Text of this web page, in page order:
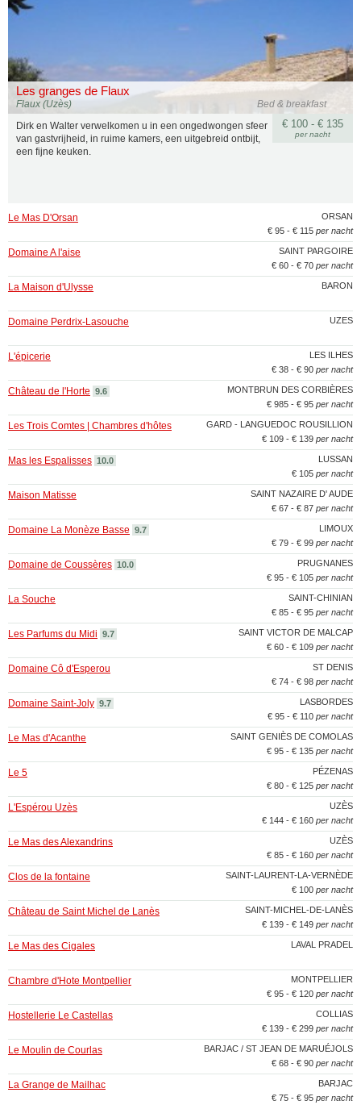
Les granges de Flaux
Bed & breakfast
Flaux (Uzès)
€ 100 - € 135
per nacht
Dirk en Walter verwelkomen u in een ongedwongen sfeer
van gastvrijheid, in ruime kamers, een uitgebreid ontbijt,
een fijne keuken.
ORSAN
Le Mas D'Orsan
€ 95 - € 115 per nacht
SAINT PARGOIRE
Domaine A l'aise
€ 60 - € 70 per nacht
BARON
La Maison d'Ulysse
UZES
Domaine Perdrix-Lasouche
LES ILHES
L'épicerie
€ 38 - € 90 per nacht
MONTBRUN DES CORBIÈRES
Château de l'Horte 9.6
€ 985 - € 95 per nacht
GARD - LANGUEDOC ROUSILLION
Les Trois Comtes | Chambres d'hôtes
€ 109 - € 139 per nacht
LUSSAN
Mas les Espalisses 10.0
€ 105 per nacht
SAINT NAZAIRE D' AUDE
Maison Matisse
€ 67 - € 87 per nacht
LIMOUX
Domaine La Monèze Basse 9.7
€ 79 - € 99 per nacht
PRUGNANES
Domaine de Coussères 10.0
€ 95 - € 105 per nacht
SAINT-CHINIAN
La Souche
€ 85 - € 95 per nacht
SAINT VICTOR DE MALCAP
Les Parfums du Midi 9.7
€ 60 - € 109 per nacht
ST DENIS
Domaine Cô d'Esperou
€ 74 - € 98 per nacht
LASBORDES
Domaine Saint-Joly 9.7
€ 95 - € 110 per nacht
SAINT GENIÈS DE COMOLAS
Le Mas d'Acanthe
€ 95 - € 135 per nacht
PÉZENAS
Le 5
€ 80 - € 125 per nacht
UZÈS
L'Espérou Uzès
€ 144 - € 160 per nacht
UZÈS
Le Mas des Alexandrins
€ 85 - € 160 per nacht
SAINT-LAURENT-LA-VERNÈDE
Clos de la fontaine
€ 100 per nacht
SAINT-MICHEL-DE-LANÈS
Château de Saint Michel de Lanès
€ 139 - € 149 per nacht
LAVAL PRADEL
Le Mas des Cigales
MONTPELLIER
Chambre d'Hote Montpellier
€ 95 - € 120 per nacht
COLLIAS
Hostellerie Le Castellas
€ 139 - € 299 per nacht
BARJAC / ST JEAN DE MARUÉJOLS
Le Moulin de Courlas
€ 68 - € 90 per nacht
BARJAC
La Grange de Mailhac
€ 75 - € 95 per nacht